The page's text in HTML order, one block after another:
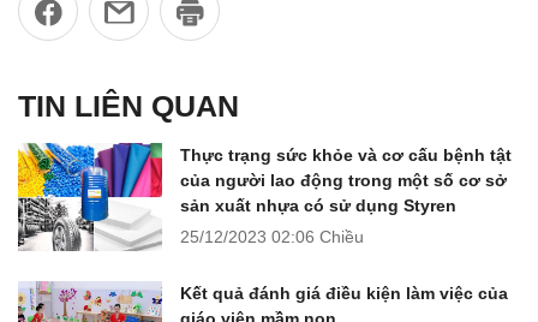
TIN LIÊN QUAN
Thực trạng sức khỏe và cơ cấu bệnh tật
của người lao động trong một số cơ sở
sản xuất nhựa có sử dụng Styren
25/12/2023 02:06 Chiều
Kết quả đánh giá điều kiện làm việc của
giáo viên mầm non